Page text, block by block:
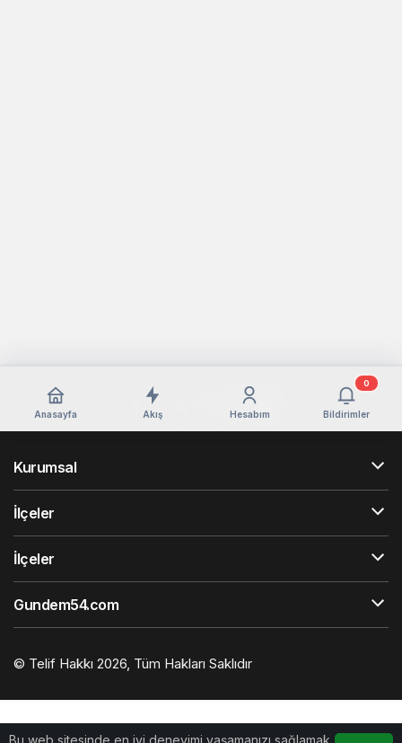
Bu web sitesinde en iyi deneyimi yaşamanızı sağlamak
Anasayfa Akış Hesabım Bildirimler
0
Kurumsal
İlçeler
İlçeler
Gundem54.com
© Telif Hakkı 2026, Tüm Hakları Saklıdır